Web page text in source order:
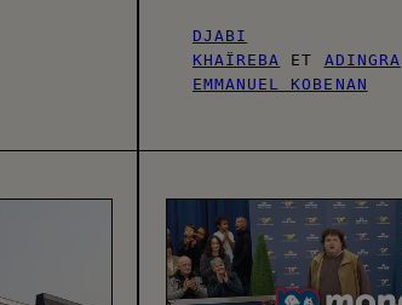
DJABI
KHAÏREBA ET ADINGRA
EMMANUEL KOBENAN